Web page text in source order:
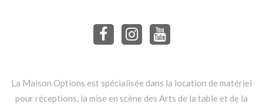
La Maison Options est spécialisée dans la location de matériel
pour réceptions, la mise en scène des Arts de la table et de la